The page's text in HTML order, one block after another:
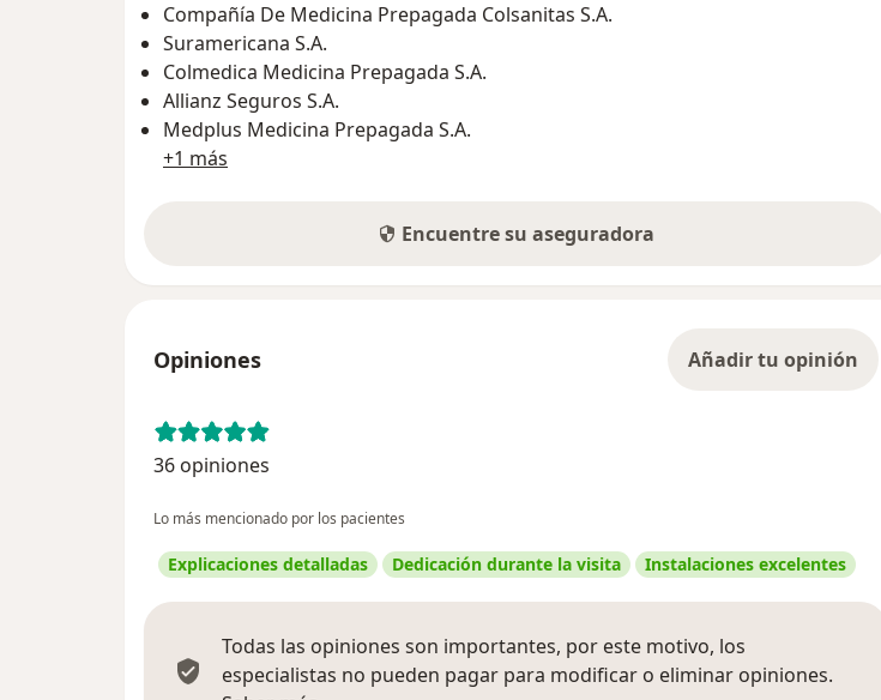
Compañía De Medicina Prepagada Colsanitas S.A.
Suramericana S.A.
Colmedica Medicina Prepagada S.A.
Allianz Seguros S.A.
Medplus Medicina Prepagada S.A.
+1 más
Encuentre su aseguradora
Opiniones Añadir tu opinión
36 opiniones
Lo más mencionado por los pacientes
Explicaciones detalladas Dedicación durante la visita Instalaciones excelentes
Todas las opiniones son importantes, por este motivo, los
especialistas no pueden pagar para modificar o eliminar opiniones.